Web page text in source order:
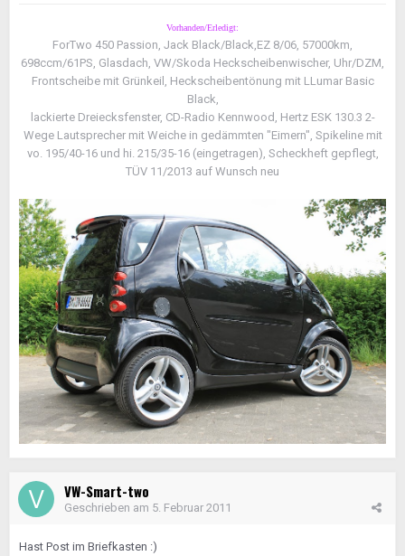
Vorhanden/Erledigt:
ForTwo 450 Passion, Jack Black/Black,EZ 8/06, 57000km,
698ccm/61PS, Glasdach, VW/Skoda Heckscheibenwischer, Uhr/DZM,
Frontscheibe mit Grünkeil, Heckscheibentönung mit LLumar Basic
Black,
lackierte Dreiecksfenster, CD-Radio Kennwood, Hertz ESK 130.3 2-
Wege Lautsprecher mit Weiche in gedämmten "Eimern", Spikeline mit
vo. 195/40-16 und hi. 215/35-16 (eingetragen), Scheckheft gepflegt,
TÜV 11/2013 auf Wunsch neu
VW-Smart-two
Geschrieben am 5. Februar 2011
Hast Post im Briefkasten :)